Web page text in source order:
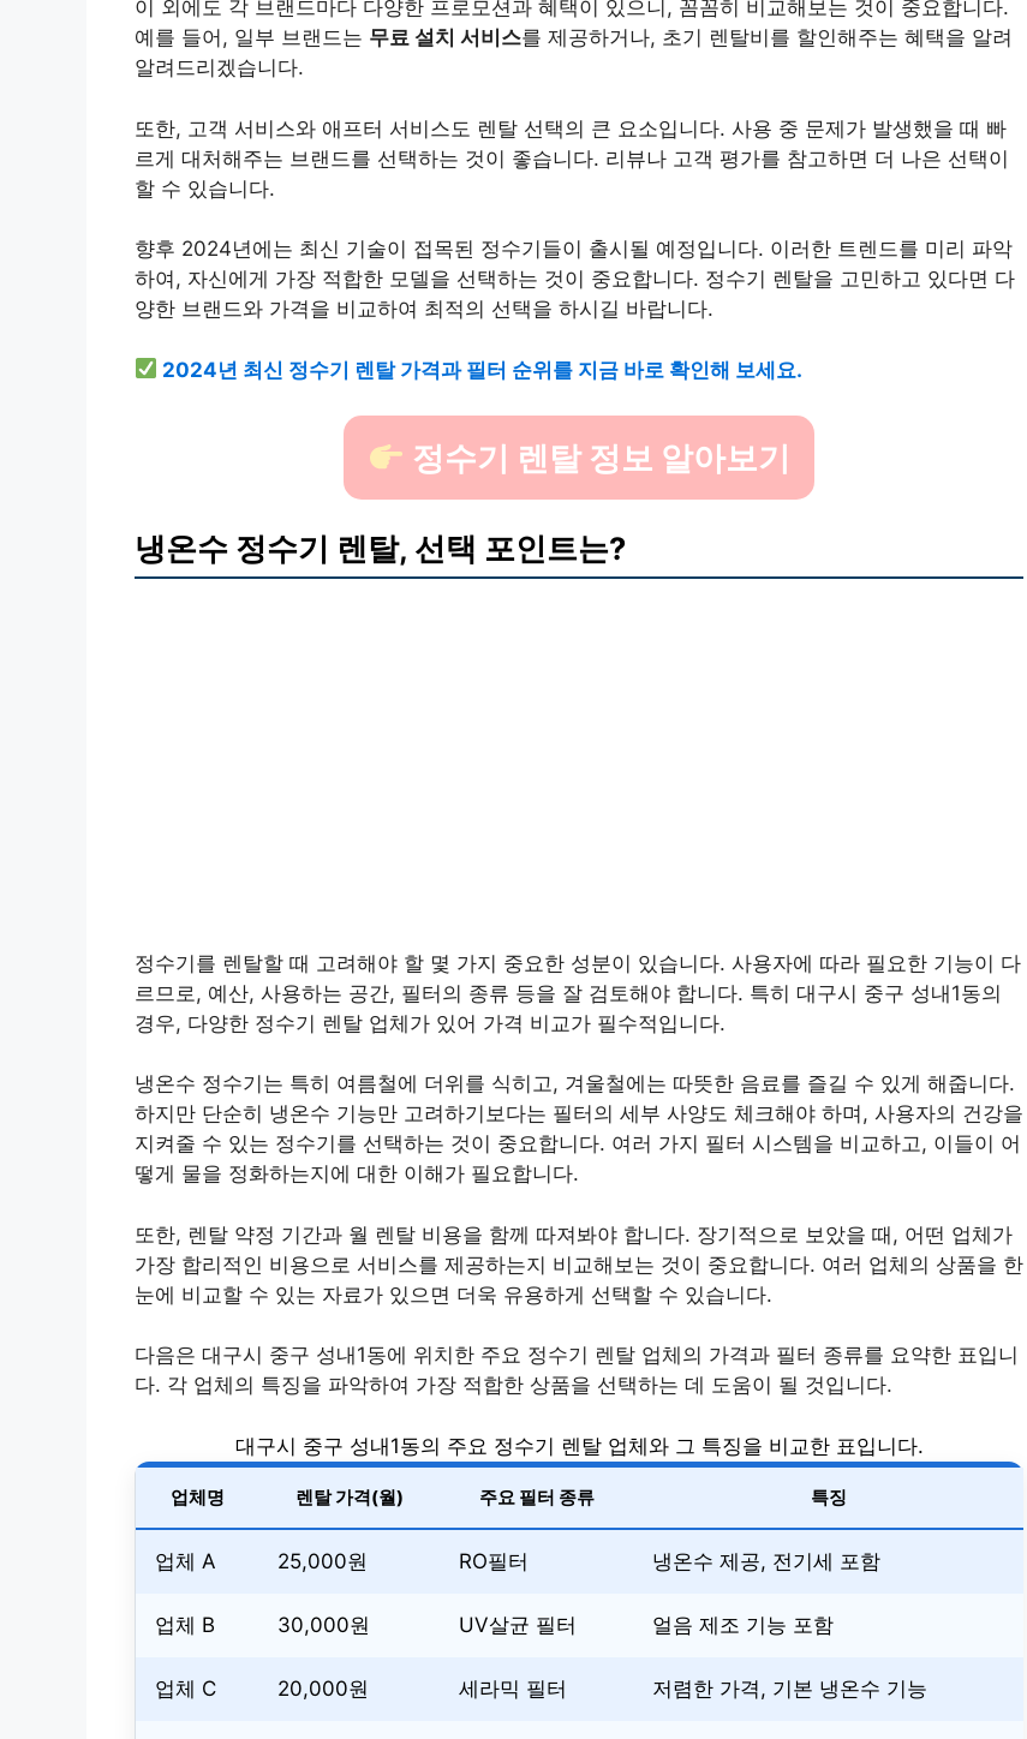
이 외에도 각 브랜드마다 다양한 프로모션과 혜택이 있으니, 꼼꼼히 비교해보는 것이 중요합니다.
예를 들어, 일부 브랜드는 무료 설치 서비스를 제공하거나, 초기 렌탈비를 할인해주는 혜택을 알려
알려드리겠습니다.
또한, 고객 서비스와 애프터 서비스도 렌탈 선택의 큰 요소입니다. 사용 중 문제가 발생했을 때 빠
르게 대처해주는 브랜드를 선택하는 것이 좋습니다. 리뷰나 고객 평가를 참고하면 더 나은 선택이
할 수 있습니다.
향후 2024년에는 최신 기술이 접목된 정수기들이 출시될 예정입니다. 이러한 트렌드를 미리 파악
하여, 자신에게 가장 적합한 모델을 선택하는 것이 중요합니다. 정수기 렌탈을 고민하고 있다면 다
양한 브랜드와 가격을 비교하여 최적의 선택을 하시길 바랍니다.
2024년 최신 정수기 렌탈 가격과 필터 순위를 지금 바로 확인해 보세요.
정수기 렌탈 정보 알아보기
냉온수 정수기 렌탈, 선택 포인트는?
정수기를 렌탈할 때 고려해야 할 몇 가지 중요한 성분이 있습니다. 사용자에 따라 필요한 기능이 다
르므로, 예산, 사용하는 공간, 필터의 종류 등을 잘 검토해야 합니다. 특히 대구시 중구 성내1동의
경우, 다양한 정수기 렌탈 업체가 있어 가격 비교가 필수적입니다.
냉온수 정수기는 특히 여름철에 더위를 식히고, 겨울철에는 따뜻한 음료를 즐길 수 있게 해줍니다.
하지만 단순히 냉온수 기능만 고려하기보다는 필터의 세부 사양도 체크해야 하며, 사용자의 건강을
지켜줄 수 있는 정수기를 선택하는 것이 중요합니다. 여러 가지 필터 시스템을 비교하고, 이들이 어
떻게 물을 정화하는지에 대한 이해가 필요합니다.
또한, 렌탈 약정 기간과 월 렌탈 비용을 함께 따져봐야 합니다. 장기적으로 보았을 때, 어떤 업체가
가장 합리적인 비용으로 서비스를 제공하는지 비교해보는 것이 중요합니다. 여러 업체의 상품을 한
눈에 비교할 수 있는 자료가 있으면 더욱 유용하게 선택할 수 있습니다.
다음은 대구시 중구 성내1동에 위치한 주요 정수기 렌탈 업체의 가격과 필터 종류를 요약한 표입니
다. 각 업체의 특징을 파악하여 가장 적합한 상품을 선택하는 데 도움이 될 것입니다.
대구시 중구 성내1동의 주요 정수기 렌탈 업체와 그 특징을 비교한 표입니다.
업체명 렌탈 가격(월) 주요 필터 종류 특징
업체 A 25,000원 RO필터 냉온수 제공, 전기세 포함
업체 B 30,000원 UV살균 필터 얼음 제조 기능 포함
업체 C 20,000원 세라믹 필터 저렴한 가격, 기본 냉온수 기능